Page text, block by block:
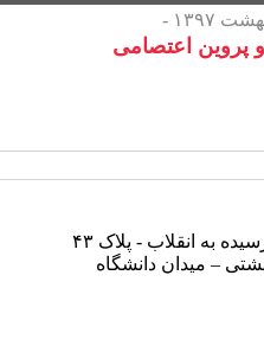
پروین اعتصامی
به انقلاب - پلاک ۴۳
– میدان دانشگاه